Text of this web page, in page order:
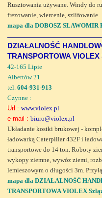
Rusztowania używane. Windy do
frezowanie, wiercenie, szlifowanie.
mapa dla DOBOSZ SŁAWOMIR
DZIAŁALNOŚĆ
TRANSPORTOWA
42-165 Lipie
Albertów 21
tel. 604-931-913
Czynne :
Url : www.violex.pl
e-mail : biuro@violex.pl
Układanie kostki brukowej -
ładowarką Caterpillar 432F i
transportowe do 14 ton. Roboty
wykopy ziemne, wywóz ziemi,
lemieszowym o długości 3m.
mapa dla DZIAŁALNOŚĆ
TRANSPORTOWA VIOLEX